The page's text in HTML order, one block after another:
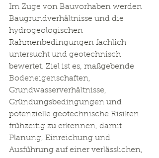
Im Zuge von Bauvorhaben werden
Baugrundverhältnisse und die
hydrogeologischen
Rahmenbedingungen fachlich
untersucht und geotechnisch
bewertet. Ziel ist es, maßgebende
Bodeneigenschaften,
Grundwasserverhältnisse,
Gründungsbedingungen und
potenzielle geotechnische Risiken
frühzeitig zu erkennen, damit
Planung, Einreichung und
Ausführung auf einer verlässlichen,